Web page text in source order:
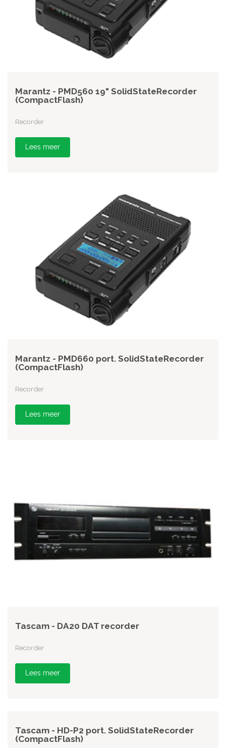
Marantz - PMD560 19" SolidStateRecorder
(CompactFlash)
Recorder
Lees meer
Marantz - PMD660 port. SolidStateRecorder
(CompactFlash)
Recorder
Lees meer
Tascam - DA20 DAT recorder
Recorder
Lees meer
Tascam - HD-P2 port. SolidStateRecorder
(CompactFlash)